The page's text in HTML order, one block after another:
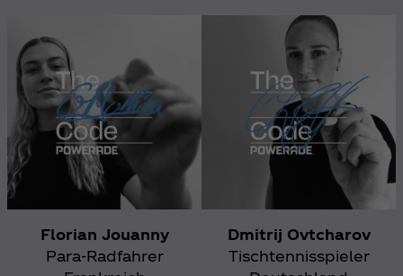
Florian Jouanny
Para-Radfahrer
Dmitrij Ovtcharov
Tischtennisspieler